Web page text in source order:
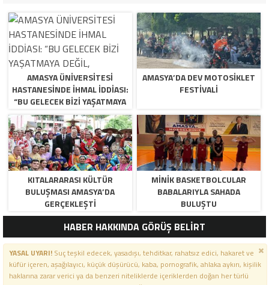
AMASYA ÜNİVERSİTESİ
HASTANESİNDE İHMAL İDDİASI:
“BU GELECEK BİZİ YAŞATMAYA
DEĞİL, ÖLDÜRMEYE GELİYOR!”
AMASYA’DA DEV MOTOSIKLET
FESTIVALI
KITALARARASI KÜLTÜR
BULUŞMASI AMASYA’DA
GERÇEKLEŞTI
MINIK BASKETBOLCULAR
BABALARIYLA SAHADA
BULUŞTU
HABER HAKKINDA GÖRÜŞ BELİRT
YASAL UYARI!Suç teşkil edecek, yasadışı, tehditkar, rahatsız edici, hakaret ve
küfür içeren, aşağılayıcı, küçük düşürücü, kaba, pornografik, ahlaka aykırı, kişilik
haklarına zarar verici ya da benzeri niteliklerde içeriklerden doğan her türlü